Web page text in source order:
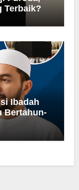
Terbaik?
Ibadah
Bertahun-